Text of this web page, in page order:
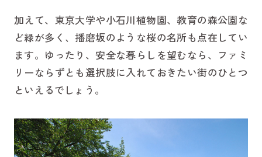
加えて、東京大学や小石川植物園、教育の森公園な
ど緑が多く、播磨坂のような桜の名所も点在してい
ます。ゆったり、安全な暮らしを望むなら、ファミ
リーならずとも選択肢に入れておきたい街のひとつ
といえるでしょう。